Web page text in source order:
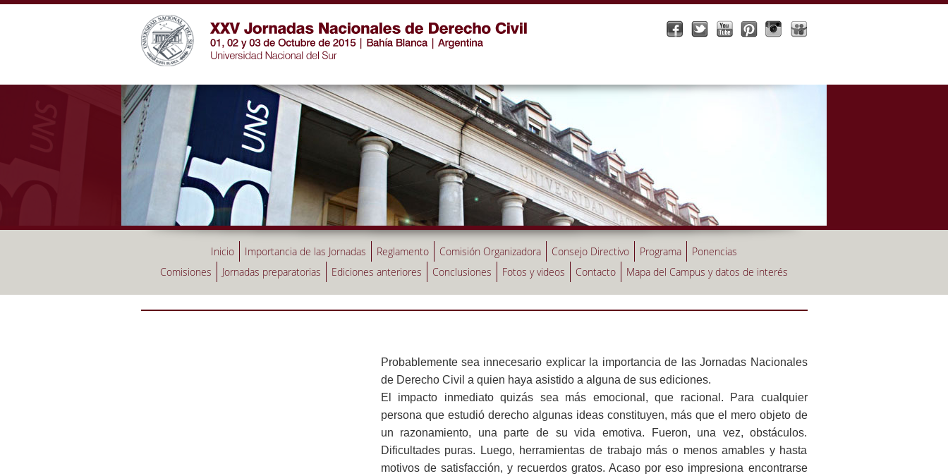
Inicio Importancia de las Jornadas Reglamento Comisión Organizadora Consejo Directivo Programa
Ponencias
Comisiones
Jornadas preparatorias Ediciones anteriores Conclusiones Fotos y videos Contacto Mapa del Campus y datos de interés
Probablemente sea innecesario explicar la importancia de las Jornadas Nacionales
de Derecho Civil a quien haya asistido a alguna de sus ediciones.
El impacto inmediato quizás sea más emocional, que racional. Para cualquier
persona que estudió derecho algunas ideas constituyen, más que el mero objeto de
un razonamiento, una parte de su vida emotiva. Fueron, una vez, obstáculos.
Dificultades puras. Luego, herramientas de trabajo más o menos amables y hasta
motivos de satisfacción, y recuerdos gratos. Acaso por eso impresiona encontrarse